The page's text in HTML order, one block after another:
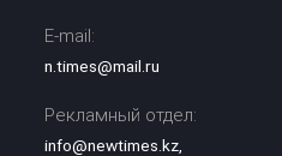
E-mail:
n.times@mail.ru
Рекламный отдел:
info@newtimes.kz,